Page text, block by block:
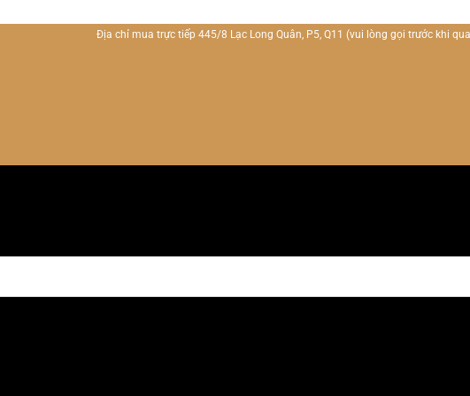
Địa chỉ mua trực tiếp 445/8 Lạc Long Quân, P5, Q11 (vui lòng gọi trước khi